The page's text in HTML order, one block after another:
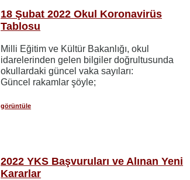
18 Şubat 2022 Okul Koronavirüs
Tablosu
Milli Eğitim ve Kültür Bakanlığı, okul
idarelerinden gelen bilgiler doğrultusunda
okullardaki güncel vaka sayıları:
Güncel rakamlar şöyle;
görüntüle
2022 YKS Başvuruları ve Alınan Yeni
Kararlar